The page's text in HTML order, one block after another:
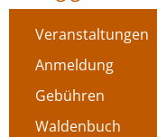
Veranstaltungen
Anmeldung
Gebühren
Waldenbuch